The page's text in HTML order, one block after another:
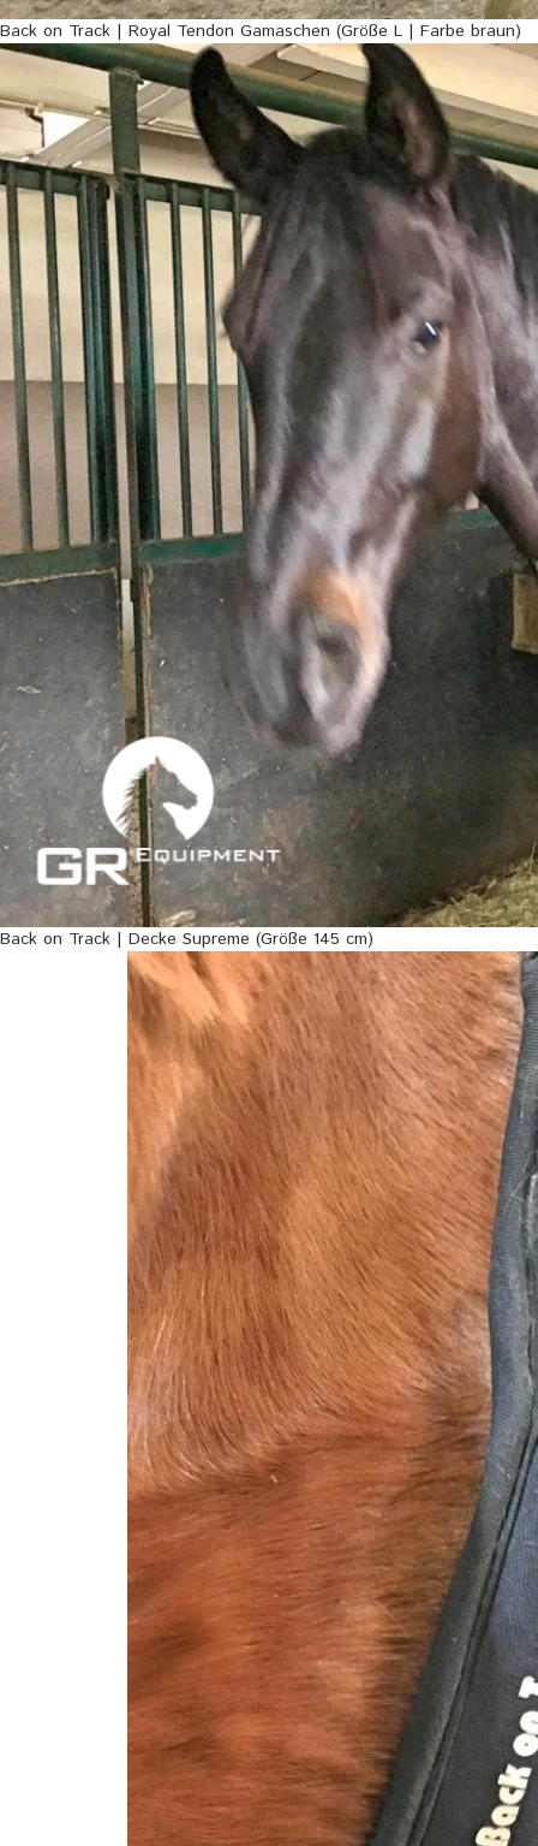
Back on Track | Royal Tendon Gamaschen (Größe L | Farbe braun)
Back on Track | Decke Supreme (Größe 145 cm)